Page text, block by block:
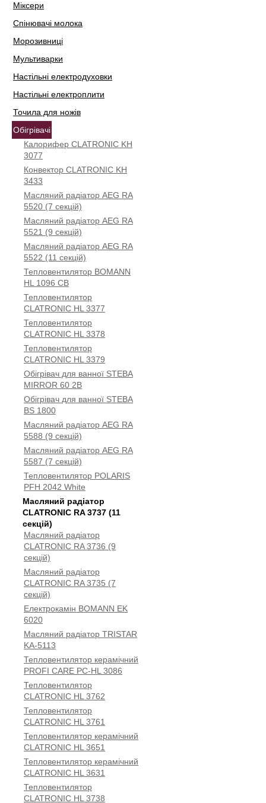
Міксери
Спінювачі молока
Морозивниці
Мультиварки
Настільні електродуховки
Настільні електроплити
Точила для ножів
Обігрівачі
Калорифер CLATRONIC KH
3077
Конвектор CLATRONIC KH
3433
Масляний радіатор AEG RA
5520 (7 секцій)
Масляний радіатор AEG RA
5521 (9 секцій)
Масляний радіатор AEG RA
5522 (11 секцій)
Тепловентилятор BOMANN
HL 1096 CB
Тепловентилятор
CLATRONIC HL 3377
Тепловентилятор
CLATRONIC HL 3378
Тепловентилятор
CLATRONIC HL 3379
Обігрівач для ванної STEBA
MIRROR 60 2B
Обігрівач для ванної STEBA
BS 1800
Масляний радіатор AEG RA
5588 (9 секцій)
Масляний радіатор AEG RA
5587 (7 секцій)
Тепловентилятор POLARIS
PFH 2042 White
Масляний радіатор
CLATRONIC RA 3737 (11
секцій)
Масляний радіатор
CLATRONIC RA 3736 (9
секцій)
Масляний радіатор
CLATRONIC RA 3735 (7
секцій)
Електрокамін BOMANN EK
6020
Масляний радіатор TRISTAR
KA-5113
Тепловентилятор керамічний
PROFI CARE PC-HL 3086
Тепловентилятор
CLATRONIC HL 3762
Тепловентилятор
CLATRONIC HL 3761
Тепловентилятор керамічний
CLATRONIC HL 3651
Тепловентилятор керамічний
CLATRONIC HL 3631
Тепловентилятор
CLATRONIC HL 3738